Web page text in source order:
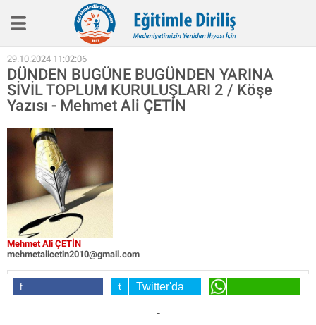
Eğitim İlkelerimiz
Haber
Köşe Yazıları
Biyografi
Röpotaj
Aile Eğitimi
SineEğitim
Video
Kitap
Hakkımızda
29.10.2024 11:02:06
DÜNDEN BUGÜNE BUGÜNDEN YARINA
SİVİL TOPLUM KURULUŞLARI 2 / Köşe
Yazısı - Mehmet Ali ÇETİN
Mehmet Ali ÇETİN
mehmetalicetin2010@gmail.com
Twitter'da
-